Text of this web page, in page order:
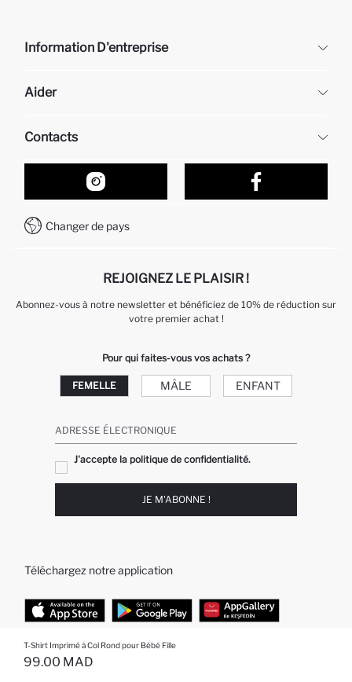
T-Shirt Imprimé à Col Rond pour Bébé Fille
99.00 MAD
Information D'entreprise
À propos de nous
Aider
Retour et changement
Suivi de la Commande
Comment acheter sur DeFacto ?
Comment payer sur DeFacto?
Contacts
Nos Magasins
Formulaire de contact
Service Client +212 525 076 633
Changer de pays
REJOIGNEZ LE PLAISIR !
Abonnez-vous à notre newsletter et bénéficiez de 10% de réduction sur
votre premier achat !
Pour qui faites-vous vos achats ?
FEMELLE MÂLE ENFANT
ADRESSE ÉLECTRONIQUE
J'accepte la politique de confidentialité.
JE M'ABONNE !
Téléchargez notre application
TOP CATÉGORIES